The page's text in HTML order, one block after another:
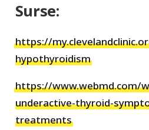
Surse:
https://
hypothyroidism
https://www.webmd.com/
underactive-thyroid-
treatments